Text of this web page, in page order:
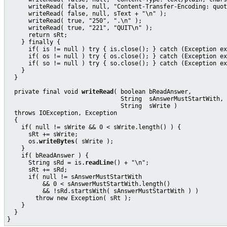
writeRead( false, null, "Content-Transfer-Encoding:
      writeRead( false, null, sText + "\n" );
      writeRead( true, "250", ".\n" );
      writeRead( true, "221", "QUIT\n" );
      return sRt;
    } finally {
if( is != null ) try { is.close(); } catch (Exception
if( os != null ) try { os.close(); } catch (Exception
if( so != null ) try { so.close(); } catch (Exception
    }
  }
  private final void
writeRead ( boolean bReadAnswer,
                                String  sAnswerMustStartWith,
                                String  sWrite )
  throws IOException, Exception
  {
    if( null != sWrite && 0 < sWrite.length() ) {
      sRt += sWrite;
      os.
writeBytes( sWrite );
    }
    if( bReadAnswer ) {
      String sRd = is.
readLine() + "\n";
      sRt += sRd;
      if( null != sAnswerMustStartWith
          && 0 < sAnswerMustStartWith.length()
          && !sRd.startsWith( sAnswerMustStartWith ) )
        throw new Exception( sRt );
    }
  }